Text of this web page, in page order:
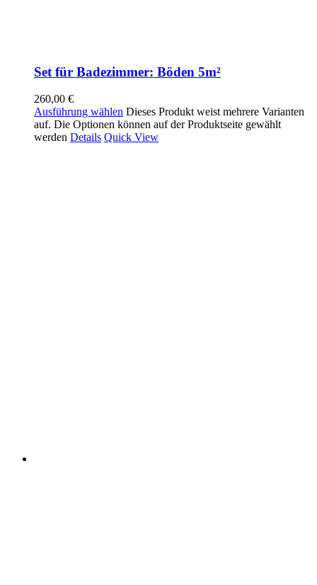
Set für Badezimmer: Böden 5m²
260,00 €
Ausführung wählen Dieses Produkt weist mehrere Varianten
auf. Die Optionen können auf der Produktseite gewählt
werden Details Quick View